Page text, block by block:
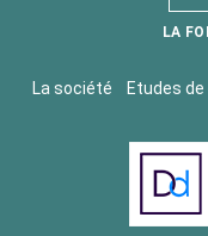
LA
La société Etudes